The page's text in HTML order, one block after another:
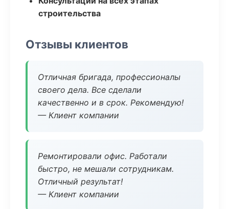
строительства
Отзывы клиентов
Отличная бригада, профессионалы
своего дела. Все сделали
качественно и в срок. Рекомендую!
— Клиент компании
Ремонтировали офис. Работали
быстро, не мешали сотрудникам.
Отличный результат!
— Клиент компании